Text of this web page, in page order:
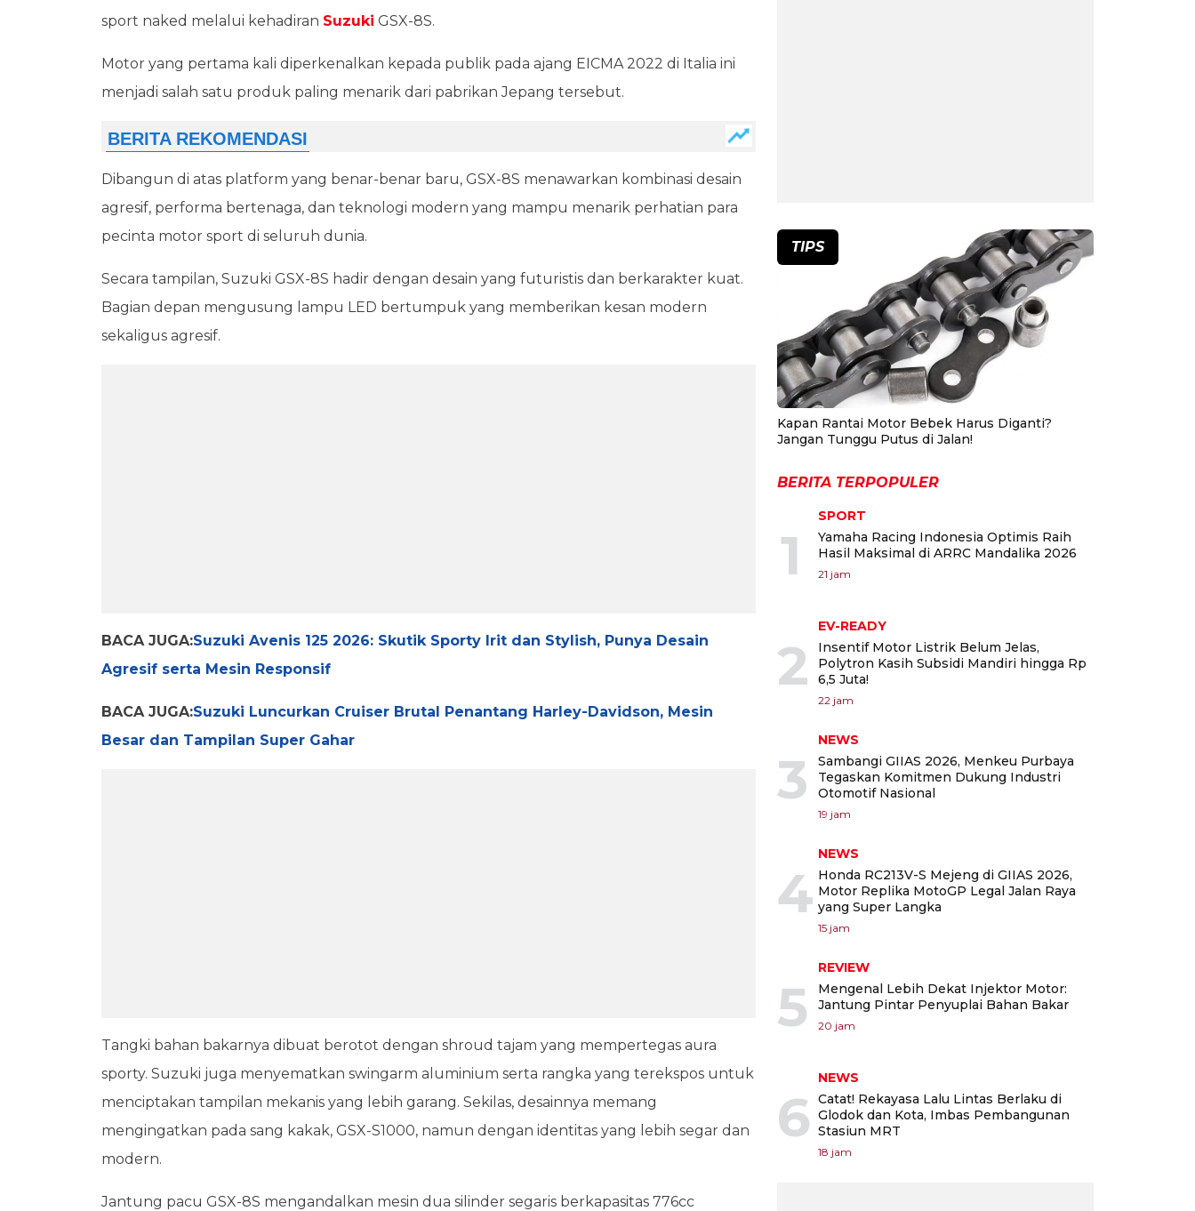
sport naked melalui kehadiran Suzuki GSX-8S.
Motor yang pertama kali diperkenalkan kepada publik pada ajang EICMA 2022 di Italia ini
menjadi salah satu produk paling menarik dari pabrikan Jepang tersebut.
Dibangun di atas platform yang benar-benar baru, GSX-8S menawarkan kombinasi desain
agresif, performa bertenaga, dan teknologi modern yang mampu menarik perhatian para
pecinta motor sport di seluruh dunia.
Secara tampilan, Suzuki GSX-8S hadir dengan desain yang futuristis dan berkarakter kuat.
Bagian depan mengusung lampu LED bertumpuk yang memberikan kesan modern
sekaligus agresif.
BACA JUGA:Suzuki Avenis 125 2026: Skutik Sporty Irit dan Stylish, Punya Desain
Agresif serta Mesin Responsif
BACA JUGA:Suzuki Luncurkan Cruiser Brutal Penantang Harley-Davidson, Mesin
Besar dan Tampilan Super Gahar
Tangki bahan bakarnya dibuat berotot dengan shroud tajam yang mempertegas aura
sporty. Suzuki juga menyematkan swingarm aluminium serta rangka yang terekspos untuk
menciptakan tampilan mekanis yang lebih garang. Sekilas, desainnya memang
mengingatkan pada sang kakak, GSX-S1000, namun dengan identitas yang lebih segar dan
modern.
Jantung pacu GSX-8S mengandalkan mesin dua silinder segaris berkapasitas 776cc
TIPS
Kapan Rantai Motor Bebek Harus Diganti?
Jangan Tunggu Putus di Jalan!
BERITA TERPOPULER
1
SPORT
Yamaha Racing Indonesia Optimis Raih
Hasil Maksimal di ARRC Mandalika 2026
21 jam
2
EV-READY
Insentif Motor Listrik Belum Jelas,
Polytron Kasih Subsidi Mandiri hingga Rp
6,5 Juta!
22 jam
3
NEWS
Sambangi GIIAS 2026, Menkeu Purbaya
Tegaskan Komitmen Dukung Industri
Otomotif Nasional
19 jam
4
NEWS
Honda RC213V-S Mejeng di GIIAS 2026,
Motor Replika MotoGP Legal Jalan Raya
yang Super Langka
15 jam
5
REVIEW
Mengenal Lebih Dekat Injektor Motor:
Jantung Pintar Penyuplai Bahan Bakar
20 jam
6
NEWS
Catat! Rekayasa Lalu Lintas Berlaku di
Glodok dan Kota, Imbas Pembangunan
Stasiun MRT
18 jam